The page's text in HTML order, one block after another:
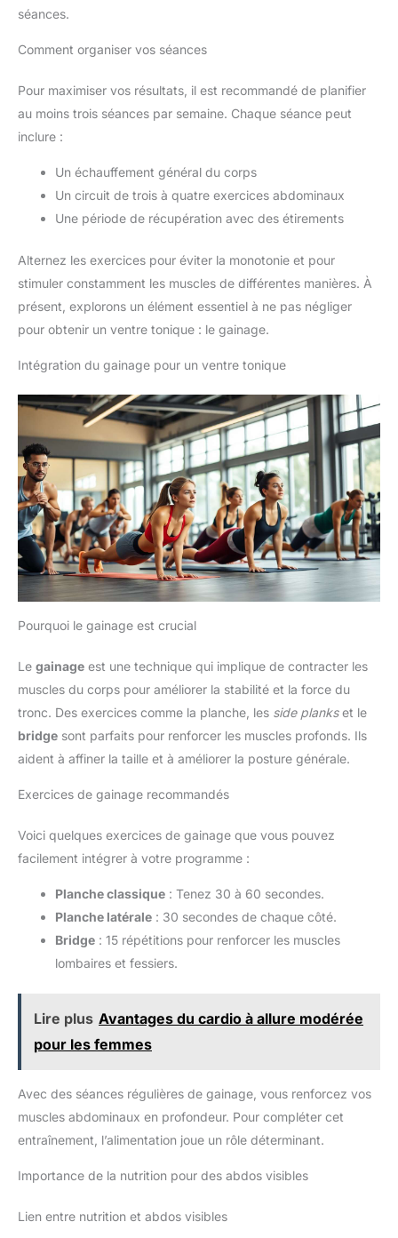
séances.
Comment organiser vos séances
Pour maximiser vos résultats, il est recommandé de planifier
au moins trois séances par semaine. Chaque séance peut
inclure :
Un échauffement général du corps
Un circuit de trois à quatre exercices abdominaux
Une période de récupération avec des étirements
Alternez les exercices pour éviter la monotonie et pour
stimuler constamment les muscles de différentes manières. À
présent, explorons un élément essentiel à ne pas négliger
pour obtenir un ventre tonique : le gainage.
Intégration du gainage pour un ventre tonique
Pourquoi le gainage est crucial
Le gainage est une technique qui implique de contracter les
muscles du corps pour améliorer la stabilité et la force du
tronc. Des exercices comme la planche, les side plankset le
bridge sont parfaits pour renforcer les muscles profonds. Ils
aident à affiner la taille et à améliorer la posture générale.
Exercices de gainage recommandés
Voici quelques exercices de gainage que vous pouvez
facilement intégrer à votre programme :
Planche classique : Tenez 30 à 60 secondes.
Planche latérale : 30 secondes de chaque côté.
Bridge : 15 répétitions pour renforcer les muscles
lombaires et fessiers.
Lire plus Avantages du cardio à allure modérée
pour les femmes
Avec des séances régulières de gainage, vous renforcez vos
muscles abdominaux en profondeur. Pour compléter cet
entraînement, l’alimentation joue un rôle déterminant.
Importance de la nutrition pour des abdos visibles
Lien entre nutrition et abdos visibles